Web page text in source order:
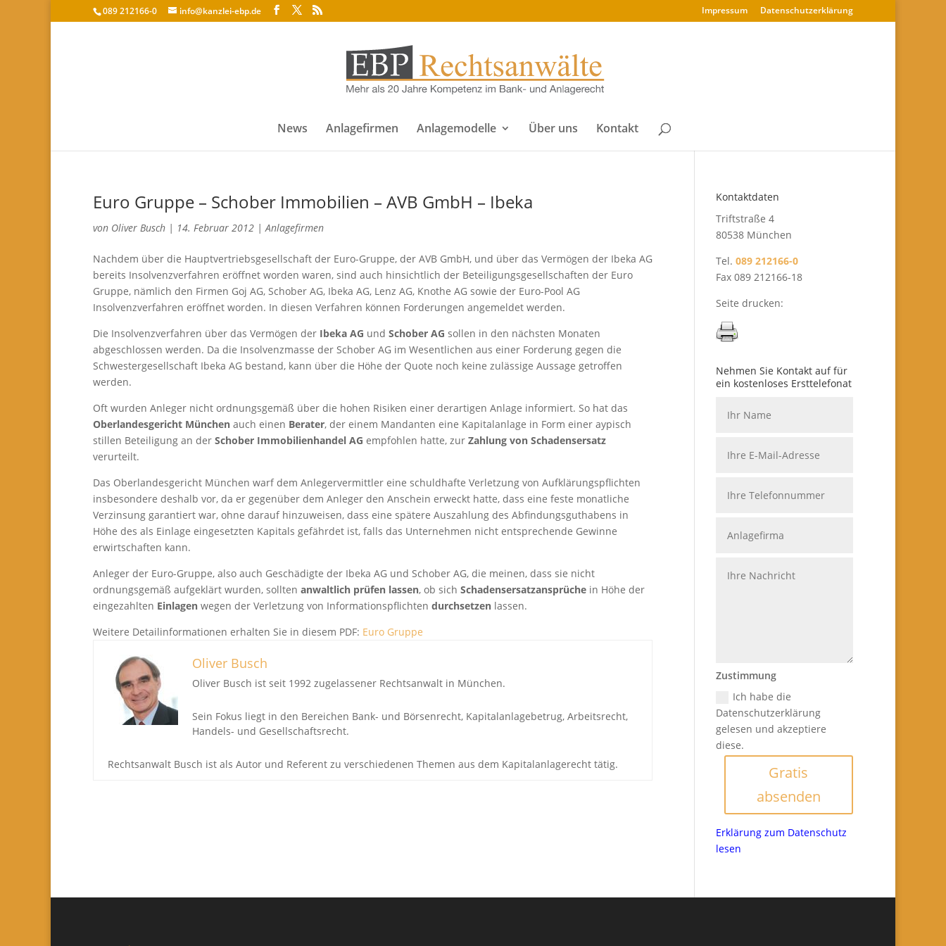
089 212166-0 info@kanzlei-ebp.de Impressum Datenschutz­erklärung
News Anlagefirmen Anlagemodelle Über uns Kontakt
Euro Gruppe – Schober Immobilien – AVB GmbH – Ibeka
von Oliver Busch | 14. Februar 2012 |Anlagefirmen
Nachdem über die Hauptvertriebsgesellschaft der Euro-Gruppe, der AVB GmbH, und über das Vermögen der Ibeka AG
bereits Insolvenzverfahren eröffnet worden waren, sind auch hinsichtlich der Beteiligungsgesellschaften der Euro
Gruppe, nämlich den Firmen Goj AG, Schober AG, Ibeka AG, Lenz AG, Knothe AG sowie der Euro-Pool AG
Insolvenzverfahren eröffnet worden. In diesen Verfahren können Forderungen angemeldet werden.
Die Insolvenzverfahren über das Vermögen der Ibeka AG und Schober AG sollen in den nächsten Monaten
abgeschlossen werden. Da die Insolvenzmasse der Schober AG im Wesentlichen aus einer Forderung gegen die
Schwestergesellschaft Ibeka AG bestand, kann über die Höhe der Quote noch keine zulässige Aussage getroffen
werden.
Oft wurden Anleger nicht ordnungsgemäß über die hohen Risiken einer derartigen Anlage informiert. So hat das
Oberlandesgericht München auch einen Berater, der einem Mandanten eine Kapitalanlage in Form einer aypisch
stillen Beteiligung an der Schober Immobilienhandel AG empfohlen hatte, zur Zahlung von Schadensersatz
verurteilt.
Das Oberlandesgericht München warf dem Anlegervermittler eine schuldhafte Verletzung von Aufklärungspflichten
insbesondere deshalb vor, da er gegenüber dem Anleger den Anschein erweckt hatte, dass eine feste monatliche
Verzinsung garantiert war, ohne darauf hinzuweisen, dass eine spätere Auszahlung des Abfindungsguthabens in
Höhe des als Einlage eingesetzten Kapitals gefährdet ist, falls das Unternehmen nicht entsprechende Gewinne
erwirtschaften kann.
Anleger der Euro-Gruppe, also auch Geschädigte der Ibeka AG und Schober AG, die meinen, dass sie nicht
ordnungsgemäß aufgeklärt wurden, sollten anwaltlich prüfen lassen, ob sich Schadensersatzansprüche in Höhe der
eingezahlten Einlagen wegen der Verletzung von Informationspflichten durchsetzen lassen.
Weitere Detailinformationen erhalten Sie in diesem PDF: Euro Gruppe
Oliver Busch
Oliver Busch ist seit 1992 zugelassener Rechtsanwalt in München.
Sein Fokus liegt in den Bereichen Bank- und Börsenrecht, Kapitalanlagebetrug, Arbeitsrecht,
Handels- und Gesellschaftsrecht.
Rechtsanwalt Busch ist als Autor und Referent zu verschiedenen Themen aus dem Kapitalanlagerecht tätig.
Kontaktdaten
Triftstraße 4
80538 München
Tel. 089 212166-0
Fax 089 212166-18
Seite drucken:
Nehmen Sie Kontakt auf für
ein kostenloses Ersttelefonat
Zustimmung
Ich habe die
Datenschutzerklärung
gelesen und akzeptiere
diese.
Gratis
absenden
Erklärung zum Datenschutz
lesen